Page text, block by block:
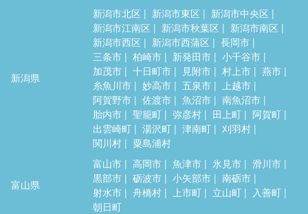
新潟県
新潟市北区 新潟市東区
新潟市中央区
新潟市江南区
新潟市秋葉区
新潟市南区
新潟市西区
新潟市西蒲区
長岡市
三条市
柏崎市 新発田市
小千谷市
加茂市
十日町市 見附市 村上市
燕市
糸魚川市
妙高市 五泉市
上越市
阿賀野市
佐渡市 魚沼市
南魚沼市
胎内市
聖籠町 弥彦村 田上町
阿賀町
出雲崎町
湯沢町 津南町
刈羽村
関川村
粟島浦村
富山県
富山市 高岡市 魚津市 氷見市
滑川市
黒部市
砺波市 小矢部市
南砺市
射水市
舟橋村 上市町 立山町
入善町
朝日町